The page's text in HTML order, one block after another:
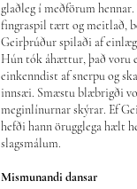
glaðleg í meðförum
fingraspil tært og meitlað,
Geirþrúður spilaði af
Hún tók áhættur, það voru
einkenndist af snerpu og
innsæi. Smæstu blæbrigði
meginlínurnar skýrar. Ef
hefði hann örugglega hælt
slagsmálum.
Mismunandi dansar